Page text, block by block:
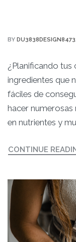
BY DU3838DESIGN8473
¿Planificando tus
ingredientes que
fáciles de
hacer numerosas
en nutrientes y
CONTINUE